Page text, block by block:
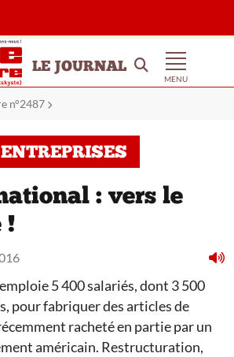
LE JOURNAL
MENU
n°2487
: vers le
!
5 400 salariés, dont 3 500
pour fabriquer des articles de
racheté en partie par un
américain. Restructuration,